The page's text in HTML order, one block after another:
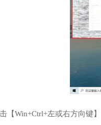
【Win+Ctrl+左或右方向键